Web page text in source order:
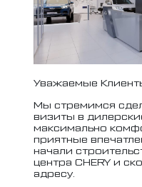
Уважаемые
Мы стремимся
визиты в
максимально
приятные
начали
центра CHERY и
адресу.